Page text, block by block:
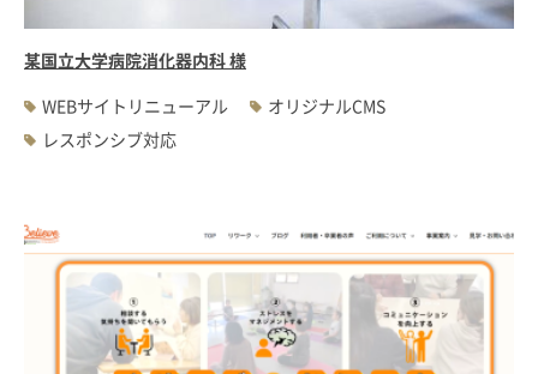
某国立大学病院消化器内科 様
WEBサイトリニューアル
オリジナルCMS
レスポンシブ対応